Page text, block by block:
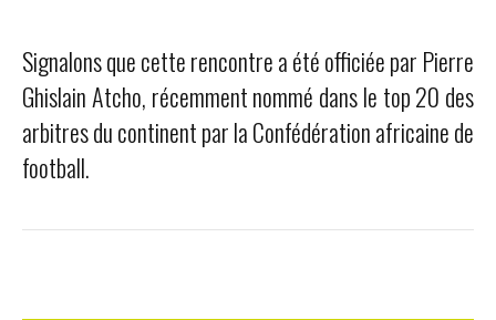
Signalons que cette rencontre a été officiée par Pierre
Ghislain Atcho, récemment nommé dans le top 20 des
arbitres du continent par la Confédération africaine de
football.